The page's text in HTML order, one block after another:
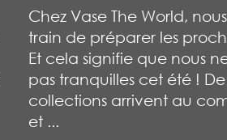
Chez Vase The World,
train de préparer les
Et cela signifie que nous
pas tranquilles cet été !
collections arrivent au
et ...